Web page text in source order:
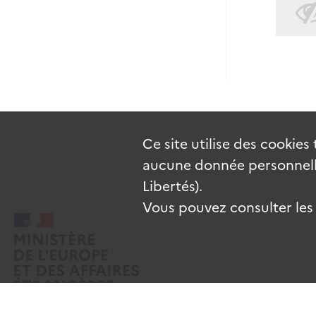
Ce site utilise des cookies
aucune donnée
Libertés).
Vous pouvez consulter